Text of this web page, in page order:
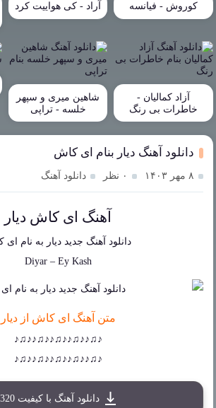
کوروش - فیانسه آراد - کی هواییت کرد
آزاد کمالیان -
خاطرات بی رنگ
شاهین میری و سپهر
خلسه - تراپی
دانلود آهنگ دیار بنام ای کاش
۸ مهر ۱۴۰۳ ۰ نظر دانلود آهنگ
آهنگ ای کاش دیار
دانلود آهنگ جدید دیار به نام ای
Diyar– Ey Kash
متن آهنگ ای کاش از دیار
♪♫♪♪♫♪♪♫♪♪♫♪♪♫♪
♪♫♪♪♫♪♪♫♪♪♫♪♪♫♪
دانلود آهنگ با کیفیت 320